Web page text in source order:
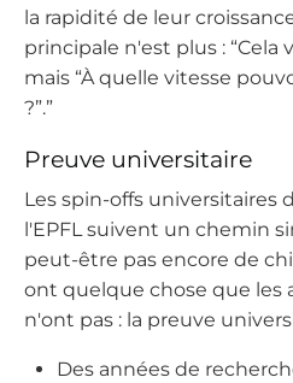
la rapidité de leur
principale n'est plus : “Cela
mais “À quelle vitesse
?”.”
Preuve universitaire
Les spin-offs universitaires
l'EPFL suivent un chemin
peut-être pas encore de
ont quelque chose que les
n'ont pas : la preuve
Des années de